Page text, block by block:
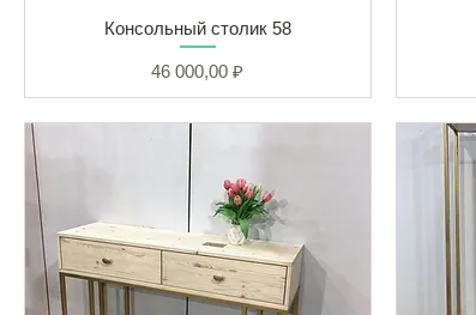
Консольный столик 58
Цена
46 000,00 ₽